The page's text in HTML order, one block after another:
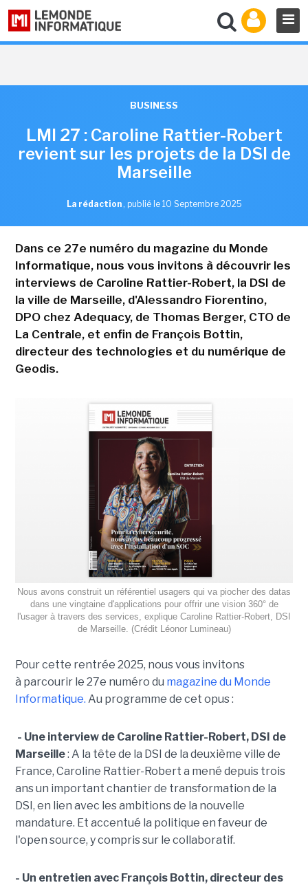
BUSINESS
LMI 27 : Caroline Rattier-Robert
revient sur les projets de la DSI de
Marseille
La rédaction , publié le 10 Septembre 2025
Dans ce 27e numéro du magazine du Monde
Informatique, nous vous invitons à découvrir les
interviews de Caroline Rattier-Robert, la DSI de
la ville de Marseille, d'Alessandro Fiorentino,
DPO chez Adequacy, de Thomas Berger, CTO de
La Centrale, et enfin de François Bottin,
directeur des technologies et du numérique de
Geodis.
Nous avons construit un référentiel usagers qui va piocher des datas
dans une vingtaine d'applications pour offrir une vision 360° de
l'usager à travers des services, explique Caroline Rattier-Robert, DSI
de Marseille. (Crédit Léonor Lumineau)
Pour cette rentrée 2025, nous vous invitons
à parcourir le 27e numéro du magazine du Monde
Informatique. Au programme de cet opus :
- Une interview de Caroline Rattier-Robert, DSI de
Marseille: A la tête de la DSI de la deuxième ville de
France, Caroline Rattier-Robert a mené depuis trois
ans un important chantier de transformation de la
DSI, en lien avec les ambitions de la nouvelle
mandature. Et accentué la politique en faveur de
l'open source, y compris sur le collaboratif.
- Un entretien avec François Bottin, directeur des